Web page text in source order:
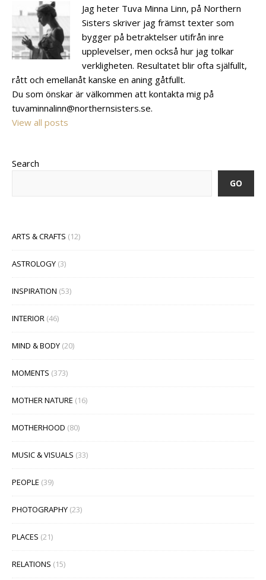
Jag heter Tuva Minna Linn, på Northern
Sisters skriver jag främst texter som
bygger på betraktelser utifrån inre
upplevelser, men också hur jag tolkar
verkligheten. Resultatet blir ofta själfullt,
rått och emellanåt kanske en aning gåtfullt.
Du som önskar är välkommen att kontakta mig på
tuvaminnalinn@northernsisters.se.
View all posts
Search
GO
ARTS & CRAFTS (12)
ASTROLOGY (3)
INSPIRATION (53)
INTERIOR (46)
MIND & BODY (20)
MOMENTS (373)
MOTHER NATURE (16)
MOTHERHOOD (80)
MUSIC & VISUALS (33)
PEOPLE (39)
PHOTOGRAPHY (23)
PLACES (21)
RELATIONS (15)